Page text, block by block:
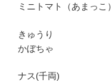
ミニトマト（あまっこ）
きゅうり
かぼちゃ
ナス(千両)